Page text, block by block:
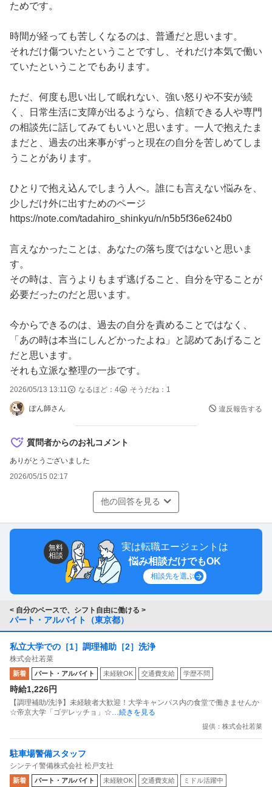
ためです。
時間が経っても苦しくなるのは、普通だと思います。
それだけ傷ついたということですし、それだけ本気で働い
ていたということでもあります。
ただ、何度も思い出して眠れない、強い怒りや不安が続
く、日常生活に支障が出るようなら、信頼できる人や専門
の相談先に話してみてもいいと思います。一人で抱えたま
まだと、過去の出来事がずっと現在の自分を苦しめてしま
うことがあります。
ひとりで抱え込んでしまう人へ。誰にも言えない悩みを、
少しだけ外に出すためのページ
https://note.com/tadahiro_shinkyu/n/n5b5f36e624b0
言えなかったことは、あなたの落ち度ではないと思いま
す。
その時は、言うよりもまず逃げること、自分を守ることが
必要だったのだと思います。
今からできるのは、過去の自分を責めることではなく、
「あの時は本当にしんどかったよね」と認めてあげること
だと思います。
それも立派な整理の一歩です。
2026/05/13 13:11 なるほど： 4 そうだね： 1
ぽん師さん 違反報告する
質問者からのお礼コメント
ありがとうございました
2026/05/15 02:17
他の回答を見る
無料
相談
実は転職エージェントは
悩み相談だけでもOK
相談先を選ぶ
< 自分のペースで、シフト自由に働ける >
パート・アルバイト（東京都）
私立大学での［1］調理補助［2］洗浄
株式会社若菜
新着 パート・アルバイト 未経験OK 交通費支給 学歴不問
時給1,226円
【調理補助/洗浄】未経験者大歓迎！大学キャンパス内の食堂で働きませんか
☆帝京大学「ゴデレッチョ」☆…続きを見る
提供：株式会社若菜
駐車場警備スタッフ
シンテイ警備株式会社 松戸支社
新着 パート・アルバイト 未経験OK 交通費支給 ミドル活躍中